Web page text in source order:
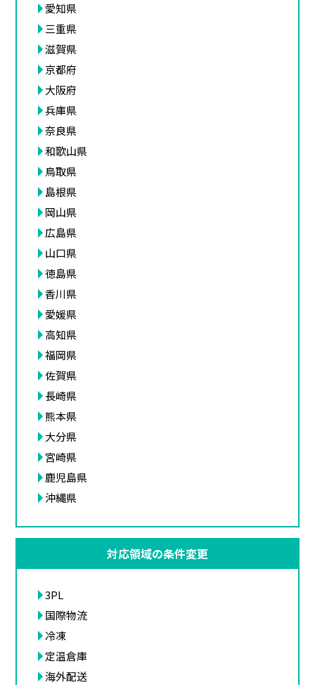
愛知県
三重県
滋賀県
京都府
大阪府
兵庫県
奈良県
和歌山県
鳥取県
島根県
岡山県
広島県
山口県
徳島県
香川県
愛媛県
高知県
福岡県
佐賀県
長崎県
熊本県
大分県
宮崎県
鹿児島県
沖縄県
対応領域の条件変更
3PL
国際物流
冷凍
定温倉庫
海外配送